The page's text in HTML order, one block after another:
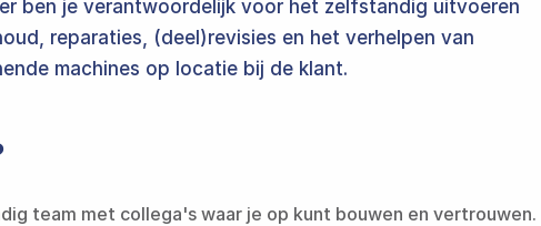
ben je verantwoordelijk voor het zelfstandig uitvoeren
reparaties, (deel)revisies en het verhelpen van
op kunt bouwen en vertrouwen.​​​​‌